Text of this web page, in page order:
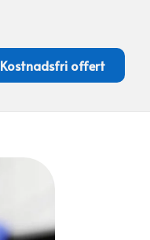
Kostnadsfri offert